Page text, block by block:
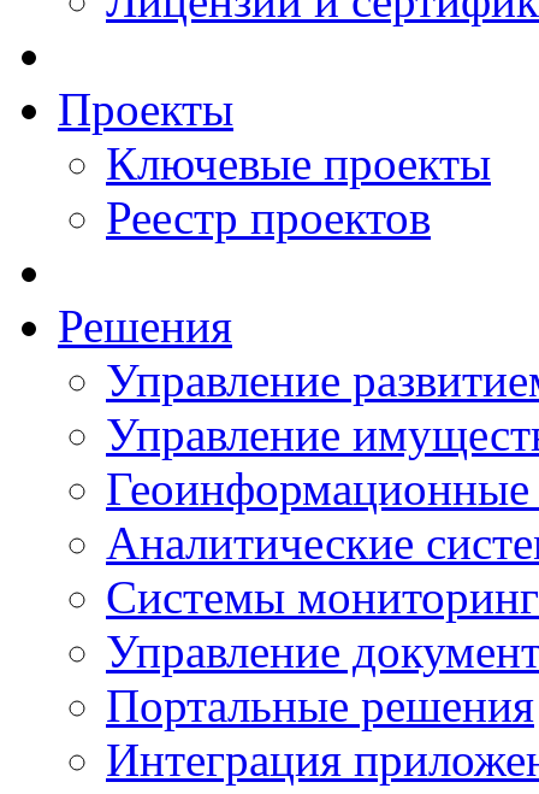
Проекты
Ключевые проекты
Реестр проектов
Решения
Управление
Управление
Аналитические
Системы
Управление
Портальные решения
Интеграция